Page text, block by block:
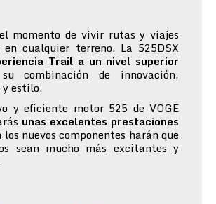
momento de vivir rutas y viajes
en cualquier terreno. La 525DSX
Trail a un nivel superior
combinación de innovación,
estilo.
y eficiente motor 525 de VOGE
unas excelentes prestaciones
los nuevos componentes harán que
sean mucho más excitantes y